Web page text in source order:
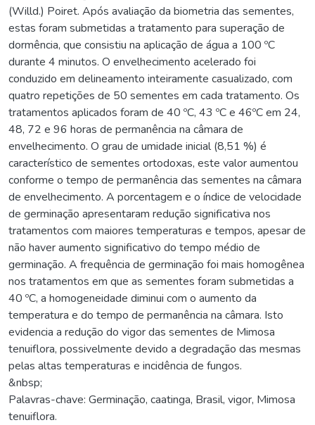
(Willd.) Poiret. Após avaliação da biometria das sementes,
estas foram submetidas a tratamento para superação de
dormência, que consistiu na aplicação de água a 100 ºC
durante 4 minutos. O envelhecimento acelerado foi
conduzido em delineamento inteiramente casualizado, com
quatro repetições de 50 sementes em cada tratamento. Os
tratamentos aplicados foram de 40 ºC, 43 ºC e 46ºC em 24,
48, 72 e 96 horas de permanência na câmara de
envelhecimento. O grau de umidade inicial (8,51 %) é
característico de sementes ortodoxas, este valor aumentou
conforme o tempo de permanência das sementes na câmara
de envelhecimento. A porcentagem e o índice de velocidade
de germinação apresentaram redução significativa nos
tratamentos com maiores temperaturas e tempos, apesar de
não haver aumento significativo do tempo médio de
germinação. A frequência de germinação foi mais homogênea
nos tratamentos em que as sementes foram submetidas a
40 ºC, a homogeneidade diminui com o aumento da
temperatura e do tempo de permanência na câmara. Isto
evidencia a redução do vigor das sementes de Mimosa
tenuiflora, possivelmente devido a degradação das mesmas
pelas altas temperaturas e incidência de fungos.
&nbsp;
Palavras-chave: Germinação, caatinga, Brasil, vigor, Mimosa
tenuiflora.